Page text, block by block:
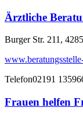
Ärztliche
Burger Str. 211,
Telefon02191
Frauen helfen